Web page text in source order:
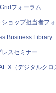
フォーラム
ショップ担当者フ
Business Library
レスセミナー
X（デジタルクロ